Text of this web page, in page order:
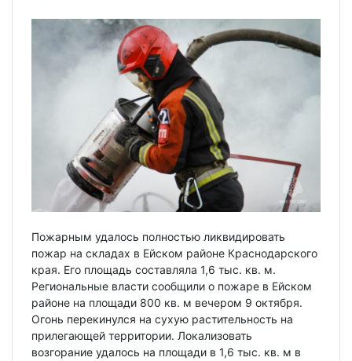
Пожарным удалось полностью ликвидировать
пожар на складах в Ейском районе Краснодарского
края. Его площадь составляла 1,6 тыс. кв. м.
Региональные власти сообщили о пожаре в Ейском
районе на площади 800 кв. м вечером 9 октября.
Огонь перекинулся на сухую растительность на
прилегающей территории. Локализовать
возгорание удалось на площади в 1,6 тыс. кв. м в